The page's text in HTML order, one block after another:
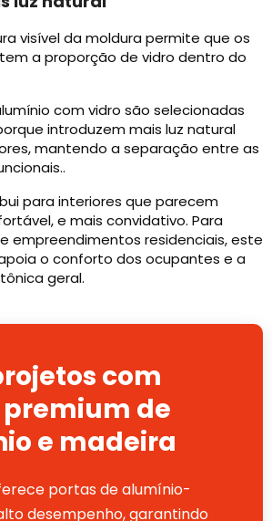
visível da moldura permite que os
a proporção de vidro dentro do
com vidro são selecionadas
introduzem mais luz natural
mantendo a separação entre as
para interiores que parecem
e mais convidativo. Para
empreendimentos residenciais, este
o conforto dos ocupantes e a
geral.
com
de
e madeira
portas de alumínio-
desempenho, garantindo